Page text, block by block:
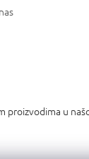
proizvodima u